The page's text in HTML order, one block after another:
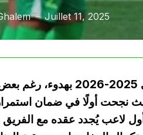
— Juillet 11, 2025
تواصل إدارة جمعية وهران تحضيراتها للموسم
نجحت أولًا في ضمان
لاعب يُجدد عقده مع